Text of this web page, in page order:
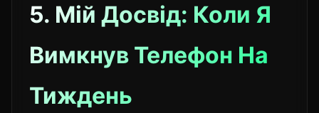
5. Мій Досвід: Коли Я
Вимкнув Телефон На
Тиждень